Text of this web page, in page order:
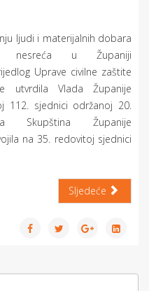
ljudi i materijalnih dobara
u Županiji
Uprave civilne zaštite
utvrdila Vlada Županije
112. sjednici održanoj 20.
Županije
na 35. redovitoj sjednici
Sljedeće